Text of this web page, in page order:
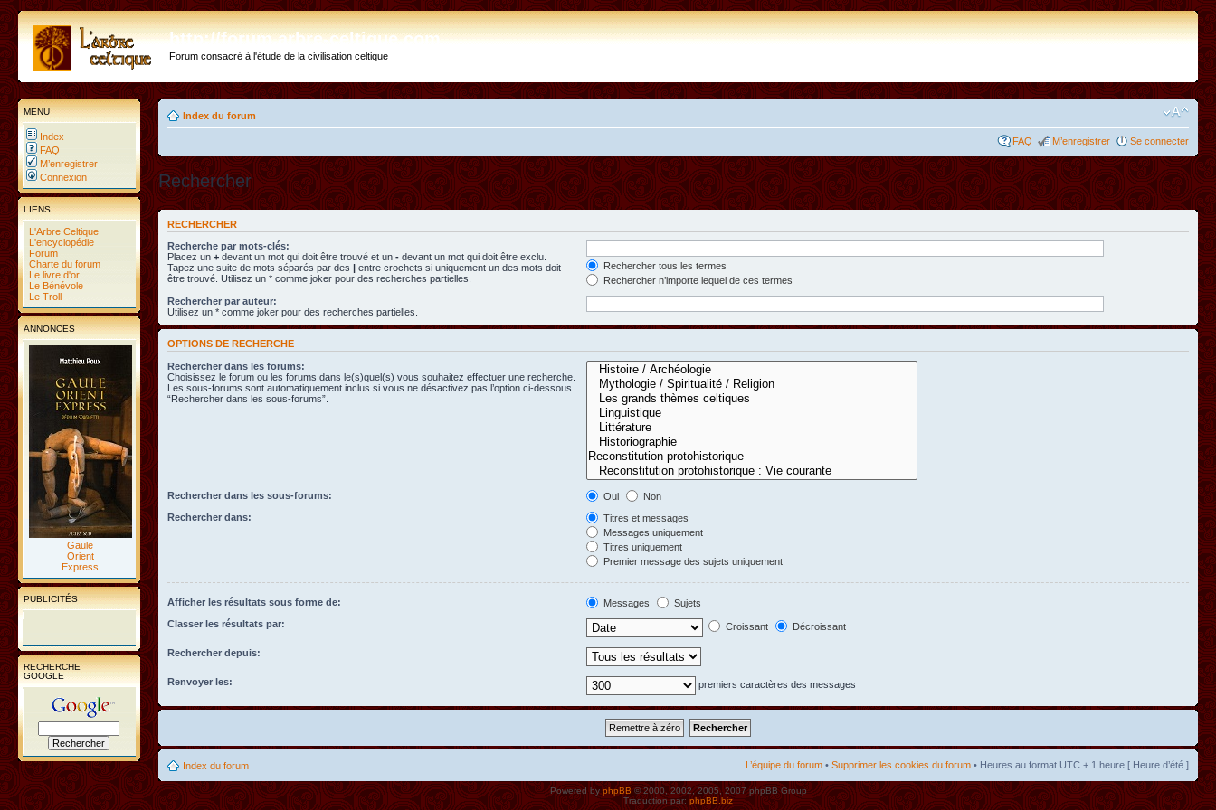
http://forum.arbre-celtique.com
Forum consacré à l'étude de la civilisation celtique
MENU
Index
FAQ
M’enregistrer
Connexion
LIENS
L'Arbre Celtique
L'encyclopédie
Forum
Charte du forum
Le livre d'or
Le Bénévole
Le Troll
ANNONCES
Gaule
Orient
Express
PUBLICITÉS
RECHERCHE
GOOGLE
Index du forum
FAQ M’enregistrer Se connecter
Rechercher
RECHERCHER
Recherche par mots-clés:
Placez un + devant un mot qui doit être trouvé et un - devant un mot qui doit être exclu.
Tapez une suite de mots séparés par des | entre crochets si uniquement un des mots doit
être trouvé. Utilisez un * comme joker pour des recherches partielles.
Rechercher tous les termes
Rechercher n’importe lequel de ces termes
Rechercher par auteur:
Utilisez un * comme joker pour des recherches partielles.
OPTIONS DE RECHERCHE
Rechercher dans les forums:
Choisissez le forum ou les forums dans le(s)quel(s) vous souhaitez effectuer une recherche.
Les sous-forums sont automatiquement inclus si vous ne désactivez pas l’option ci-dessous
“Rechercher dans les sous-forums”.
Rechercher dans les sous-forums: Oui
Non
Rechercher dans:
Titres et messages
Messages uniquement
Titres uniquement
Premier message des sujets uniquement
Afficher les résultats sous forme de: Messages
Sujets
Classer les résultats par:
Croissant Décroissant
Rechercher depuis:
Renvoyer les: premiers caractères des messages
Index du forum L’équipe du forum • Supprimer les cookies du forum • Heures au format UTC + 1 heure [ Heure d’été ]
Powered byphpBB© 2000, 2002, 2005, 2007 phpBB Group
Traduction par: phpBB.biz